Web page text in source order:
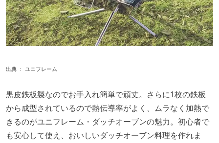
出典 ： ユニフレーム
黒皮鉄板製なのでお手入れ簡単で頑丈。さらに1枚の鉄板
から成型されているので熱伝導率がよく、ムラなく加熱で
きるのがユニフレーム・ダッチオーブンの魅力。初心者で
も安心して使え、おいしいダッチオーブン料理を作れま